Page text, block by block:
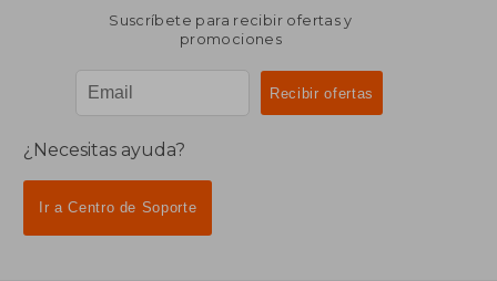
Suscríbete para recibir ofertas y
promociones
¿Necesitas ayuda?
Ir a Centro de Soporte